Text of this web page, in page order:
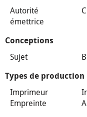
Autorité
émettrice
Conceptions
Sujet
Types de production
Imprimeur
Empreinte